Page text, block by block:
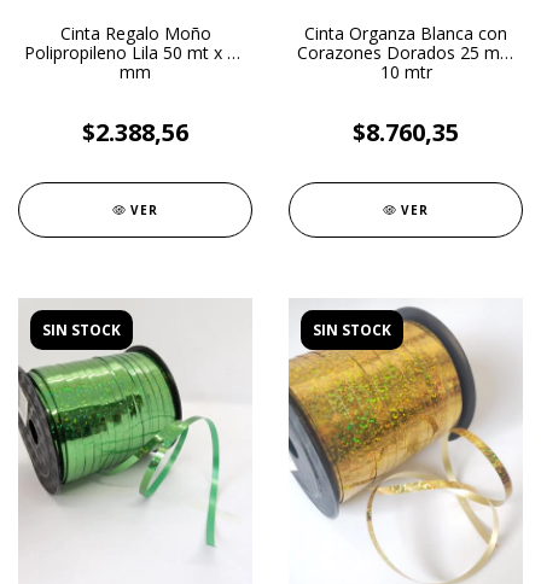
Cinta Regalo Moño
Polipropileno Lila 50 mt x 12
mm
$2.388,56
VER
Cinta Organza Blanca con
Corazones Dorados 25 mm
10 mtr
$8.760,35
VER
SIN STOCK SIN STOCK